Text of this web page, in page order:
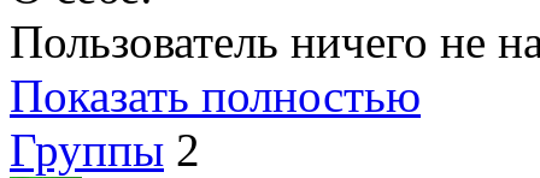
Пользователь ничего не
Показать полностью
Группы 2